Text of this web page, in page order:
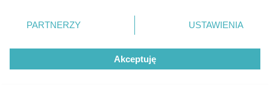
zmienić/wycofać klikając przycisk ustawień prywatności
znajdujący się w lewym dolnym rogu strony
rodzaje przetwarzania danych nie wymagają zgody
użytkownika, ale masz prawo sprzeciwić się takiemu
przetwarzaniu. Preferencje będą miały zastosowanie tylko
PARTNERZY USTAWIENIA
Akceptuję